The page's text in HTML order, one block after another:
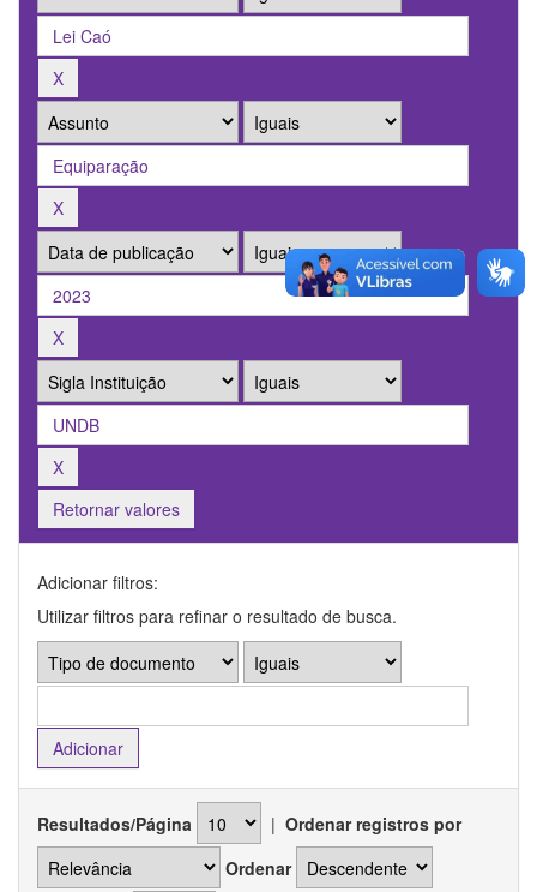
Retornar valores
Adicionar filtros:
Utilizar filtros para refinar o resultado de busca.
Resultados/Página | Ordenar registros por
Ordenar